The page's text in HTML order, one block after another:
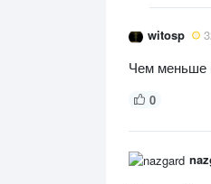
witosp
Чем меньше
0